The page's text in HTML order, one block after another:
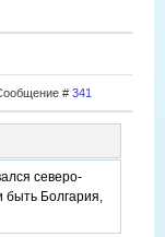
# 341
северо-
быть Болгария,